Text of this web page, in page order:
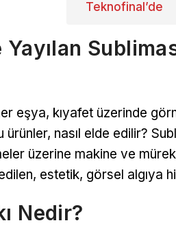
Teknofinal’de
eşya, kıyafet üzerinde
nasıl elde edilir?
üzerine makine ve
estetik, görsel algıya
Nedir?